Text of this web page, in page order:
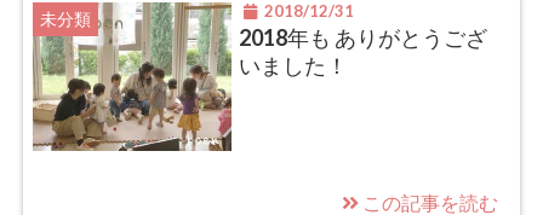
未分類 2018/12/31
2018年も ありがとうござ
いました！
この記事を読む